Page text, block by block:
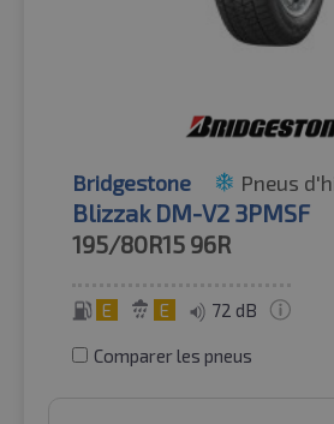
Bridgestone Pneus
Blizzak DM-V2 3PMSF
195/80R15 96R
E E 72 dB
Comparer les pneus